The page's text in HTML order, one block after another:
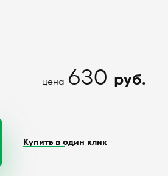
цена 630 руб.
Купить в один клик